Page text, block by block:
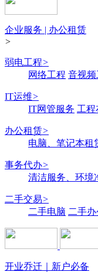
企业服务 | 办公租赁
>
弱电工程>
网络工程 音视频
IT运维>
IT网管服务 工程
办公租赁>
电脑、笔记本租
事务代办>
清洁服务、环境
二手交易>
二手电脑 二手
开业乔迁｜新户必备